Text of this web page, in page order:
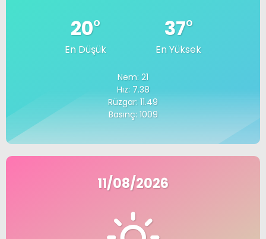
20°
En Düşük
37°
En Yüksek
Nem: 21
Hız: 7.38
Rüzgar: 11.49
Basınç: 1009
11/08/2026